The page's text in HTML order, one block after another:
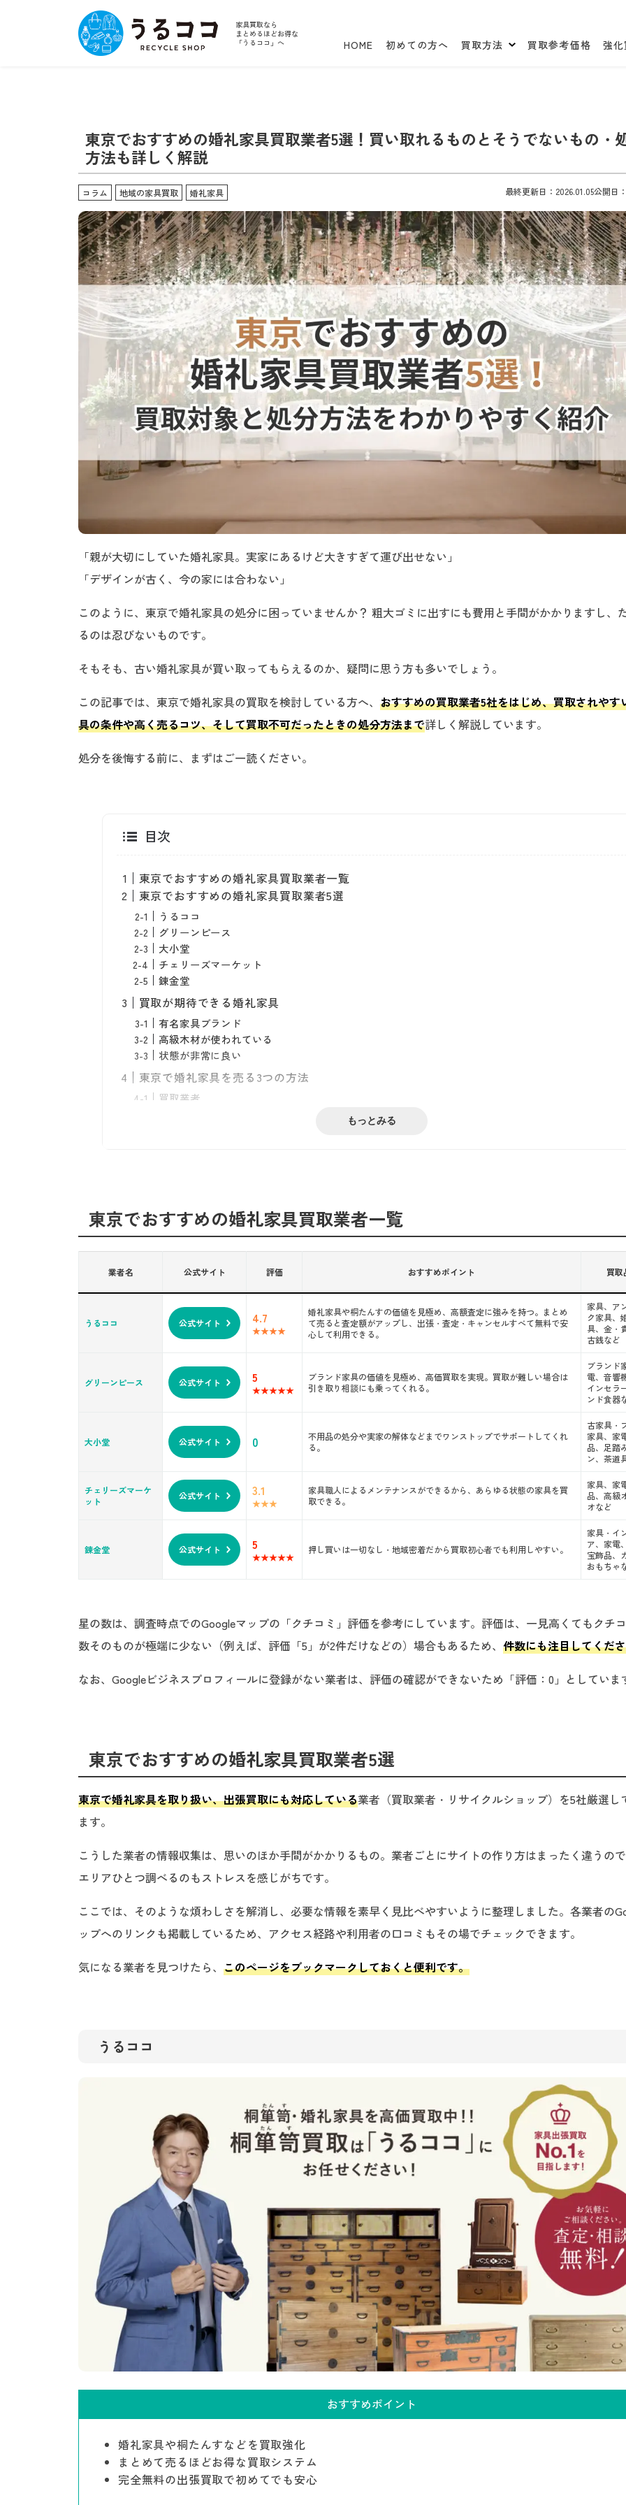
家具買取なら
まとめるほどお得な
「うるココ」へ
HOME 初めての方へ 買取方法 買取参考価格 強
東京でおすすめの婚礼家具買取業者5選！買い取れるものとそうでないもの・
方法も詳しく解説
コラム 地域の家具買取 婚礼家具 最終更新日：2026.01.05公開日
「親が大切にしていた婚礼家具。実家にあるけど大きすぎて運び出せない」
「デザインが古く、今の家には合わない」
このように、東京で婚礼家具の処分に困っていませんか？ 粗大ゴミに出すにも費用と手間がかかりますし、
るのは忍びないものです。
そもそも、古い婚礼家具が買い取ってもらえるのか、疑問に思う方も多いでしょう。
この記事では、東京で婚礼家具の買取を検討している方へ、 おすすめの買取業者5社をはじめ、買取されやす
具の条件や高く売るコツ、そして買取不可だったときの処分方法まで詳しく解説しています。
処分を後悔する前に、まずはご一読ください。
目次
東京でおすすめの婚礼家具買取業者一覧
東京でおすすめの婚礼家具買取業者5選
うるココ
グリーンピース
大小堂
チェリーズマーケット
錬金堂
買取が期待できる婚礼家具
有名家具ブランド
高級木材が使われている
状態が非常に良い
東京で婚礼家具を売る3つの方法
買取業者
地元の掲示板サイトを利用する
寄付をする
婚礼家具や大型家具の買取実績が豊富か
無料で出張買取を利用できる
口コミで高評価が多い
婚礼家具を少しでも高く売るためのコツ
なるべくまとめて売る
綺麗にしておく
1. 査定の申し込み
2. 自宅訪問・査定結果の確認
3. 金額を受け取る
まとめ
もっとみる
東京でおすすめの婚礼家具買取業者一覧
業者名 公式サイト 評価 おすすめポイント 買取
うるココ 公式サイト 4.7
婚礼家具や桐たんすの価値を見極め、高額査定に強みを持つ。まとめ
て売ると査定額がアップし、出張・査定・キャンセルすべて無料で安
心して利用できる。
家具、ア
ク家具、
具、金・
古銭など
グリーンピース 公式サイト 5
ブランド家具の価値を見極め、高価買取を実現。買取が難しい場合は
引き取り相談にも乗ってくれる。
ブランド
電、音響
インセラ
ンド食器
大小堂 公式サイト 0
不用品の処分や実家の解体などまでワンストップでサポートしてくれ
る。
古家具・
家具、家
品、足踏
ン、茶道
チェリーズマーケ
ット
公式サイト 3.1
家具職人によるメンテナンスができるから、あらゆる状態の家具を買
取できる。
家具、家
品、高級
オなど
錬金堂 公式サイト 5 押し買いは一切なし・地域密着だから買取初心者でも利用しやすい。
家具・イ
ア、家電
宝飾品、
おもちゃ
星の数は、調査時点でのGoogleマップの「クチコミ」評価を参考にしています。評価は、一見高くてもクチ
数そのものが極端に少ない（例えば、評価「5」が2件だけなどの）場合もあるため、 件数にも注目してくだ
なお、Googleビジネスプロフィールに登録がない業者は、評価の確認ができないため「評価：0」としていま
東京でおすすめの婚礼家具買取業者5選
東京で婚礼家具を取り扱い、出張買取にも対応している業者（買取業者・リサイクルショップ）を5社厳選し
ます。
こうした業者の情報収集は、思いのほか手間がかかりるもの。業者ごとにサイトの作り方はまったく違うの
エリアひとつ調べるのもストレスを感じがちです。
ここでは、そのような煩わしさを解消し、必要な情報を素早く見比べやすいように整理しました。各業者の
ップへのリンクも掲載しているため、アクセス経路や利用者の口コミもその場でチェックできます。
気になる業者を見つけたら、 このページをブックマークしておくと便利です。
うるココ
おすすめポイント
婚礼家具や桐たんすなどを買取強化
まとめて売るほどお得な買取システム
完全無料の出張買取で初めてでも安心